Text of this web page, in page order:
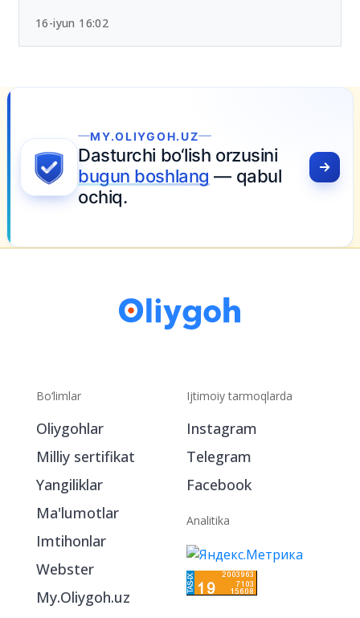
Chet tili sertifikatlari bo‘yicha yangi tartib
tasdiqlandi
bo‘lish orzusini
boshlang
Bo‘limlar
Yangiliklar
Ijtimoiy tarmoqlarda
Instagram
Telegram